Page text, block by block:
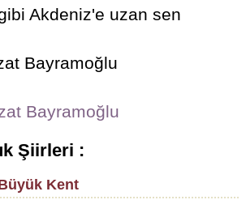
Akdeniz'e uzan sen
Bayramoğlu
Bayramoğlu
Şiirleri :
Kent